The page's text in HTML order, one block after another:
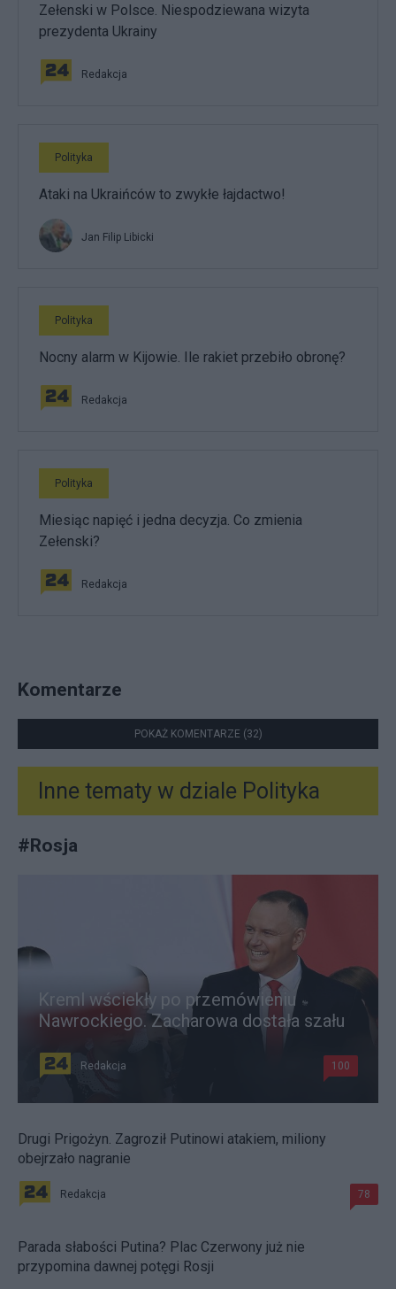
Zełenski w Polsce. Niespodziewana wizyta
prezydenta Ukrainy
Redakcja
Polityka
Ataki na Ukraińców to zwykłe łajdactwo!
Jan Filip Libicki
Polityka
Nocny alarm w Kijowie. Ile rakiet przebiło obronę?
Redakcja
Polityka
Miesiąc napięć i jedna decyzja. Co zmienia
Zełenski?
Redakcja
Komentarze
POKAŻ KOMENTARZE (32)
Inne tematy w dziale Polityka
#Rosja
Kreml wściekły po przemówieniu
Nawrockiego. Zacharowa dostała szału
Redakcja 100
Drugi Prigożyn. Zagroził Putinowi atakiem, miliony
obejrzało nagranie
Redakcja 78
Parada słabości Putina? Plac Czerwony już nie
przypomina dawnej potęgi Rosji